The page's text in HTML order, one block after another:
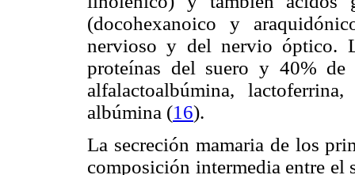
(docohexanoico y
nervioso y del nervio óptico.
proteínas del suero y 40% de
alfalactoalbúmina,
albúmina (16).
La secreción mamaria de los
composición intermedia entre el